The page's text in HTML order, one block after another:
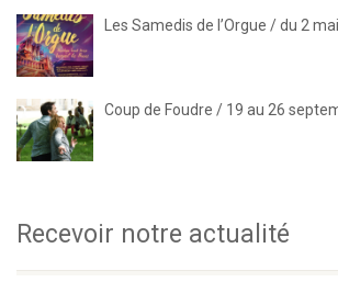
Les Samedis de l’Orgue / du 2
Coup de Foudre / 19 au 26
Recevoir notre actualité